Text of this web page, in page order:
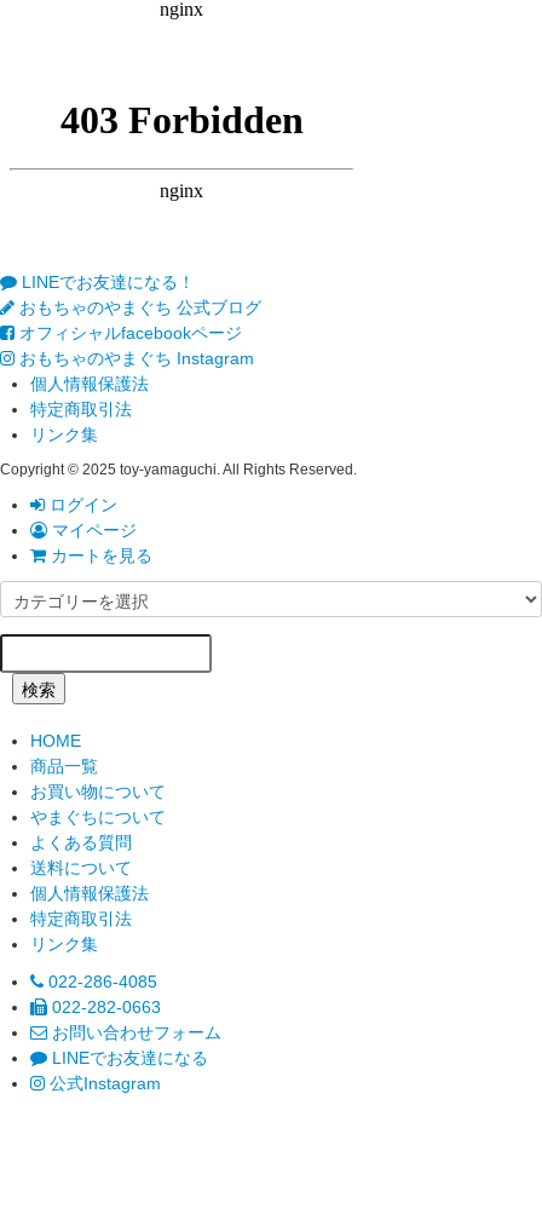
LINEでお友達になる！
おもちゃのやまぐち 公式ブログ
オフィシャルfacebookページ
おもちゃのやまぐち Instagram
個人情報保護法
特定商取引法
リンク集
Copyright © 2025 toy-yamaguchi. All Rights Reserved.
ログイン
マイページ
カートを見る
検索
HOME
商品一覧
お買い物について
やまぐちについて
よくある質問
送料について
個人情報保護法
特定商取引法
リンク集
022-286-4085
022-282-0663
お問い合わせフォーム
LINEでお友達になる
公式Instagram